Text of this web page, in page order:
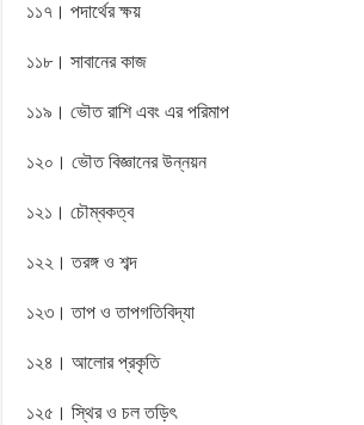
১১৭। পদার্থের ক্ষয়
১১৮। সাবানের কাজ
১১৯। ভৌত রাশি এবং এর পরিমাপ
১২০। ভৌত বিজ্ঞানের উন্নয়ন
১২১। চৌম্বকত্ব
১২২। তরঙ্গ ও শব্দ
১২৩। তাপ ও তাপগতিবিদ্যা
১২৪। আলোর প্রকৃতি
১২৫। স্থির ও চল তড়িৎ